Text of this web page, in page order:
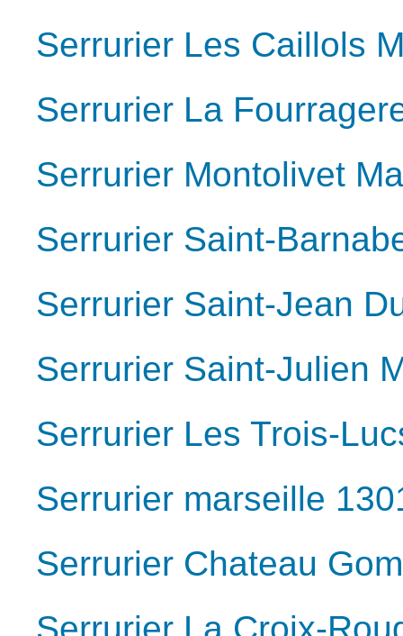
Serrurier Les Caillols
Serrurier La
Serrurier Montolivet
Serrurier Saint-
Serrurier Saint-Jean
Serrurier Saint-Julien
Serrurier Les Trois-
Serrurier marseille
Serrurier Chateau